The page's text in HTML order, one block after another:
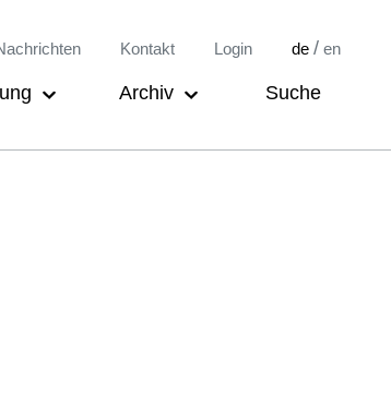
Archiv Suche
de / en
Kontakt Login